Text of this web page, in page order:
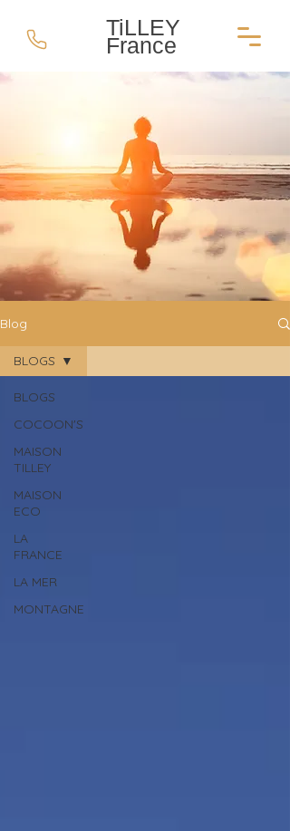
TiLLEY
France
Blog
BLOGS
COCOON'S
MAISON
TILLEY
MAISON
ECO
LA
FRANCE
LA MER
MONTAGNE
BLOGS